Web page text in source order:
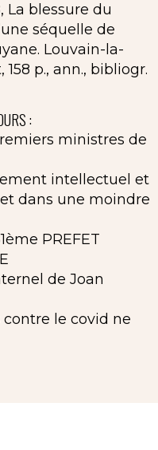
La blessure du
séquelle de
Louvain-la-
p., ann., bibliogr.
:
ministres de
intellectuel et
dans une moindre
PREFET
de Joan
le covid ne